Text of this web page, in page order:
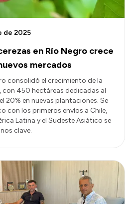
en Río Negro crece
mercados
de 2025
consolidó el crecimiento de la
con 450 hectáreas dedicadas al
20% en nuevas plantaciones. Se
con los primeros envíos a Chile,
Latina y el Sudeste Asiático se
clave.